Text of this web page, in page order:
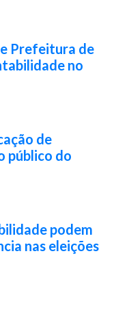
Prefeitura de
no
de
público do
podem
nas eleições